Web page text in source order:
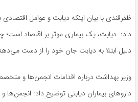
ظفرقندی با بیان اینکه دیابت و عوامل اقتصادی
دلیل ابتلا به دیابت جان خود را از دست
وزیر بهداشت درباره اقدامات انجمن‌ها و
داروهای بیماران دیابتی توضیح داد: